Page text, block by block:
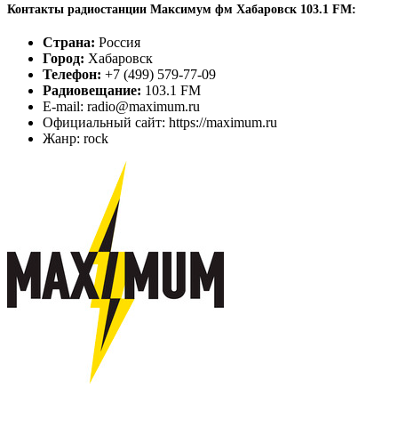
Контакты радиостанции Максимум фм Хабаровск 103.1 FM:
Страна: Россия
Город: Хабаровск
Телефон: +7 (499) 579-77-09
Радиовещание: 103.1 FM
E-mail: radio@maximum.ru
Официальный сайт: https://maximum.ru
Жанр: rock